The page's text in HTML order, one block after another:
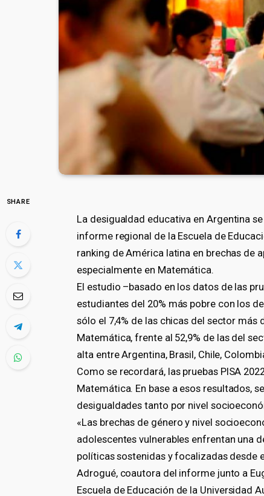
SHARE
La desigualdad educativa en Argentina
informe regional de la Escuela de
ranking de América latina en brechas de
especialmente en Matemática.
El estudio –basado en los datos de las
estudiantes del 20% más pobre con los
sólo el 7,4% de las chicas del sector
Matemática, frente al 52,9% de las del
alta entre Argentina, Brasil, Chile,
Como se recordará, las pruebas PISA
Matemática. En base a esos resultados,
desigualdades tanto por nivel
«Las brechas de género y nivel
adolescentes vulnerables enfrentan una
políticas sostenidas y focalizadas desde
Adrogué, coautora del informe junto a
Escuela de Educación de la Universidad